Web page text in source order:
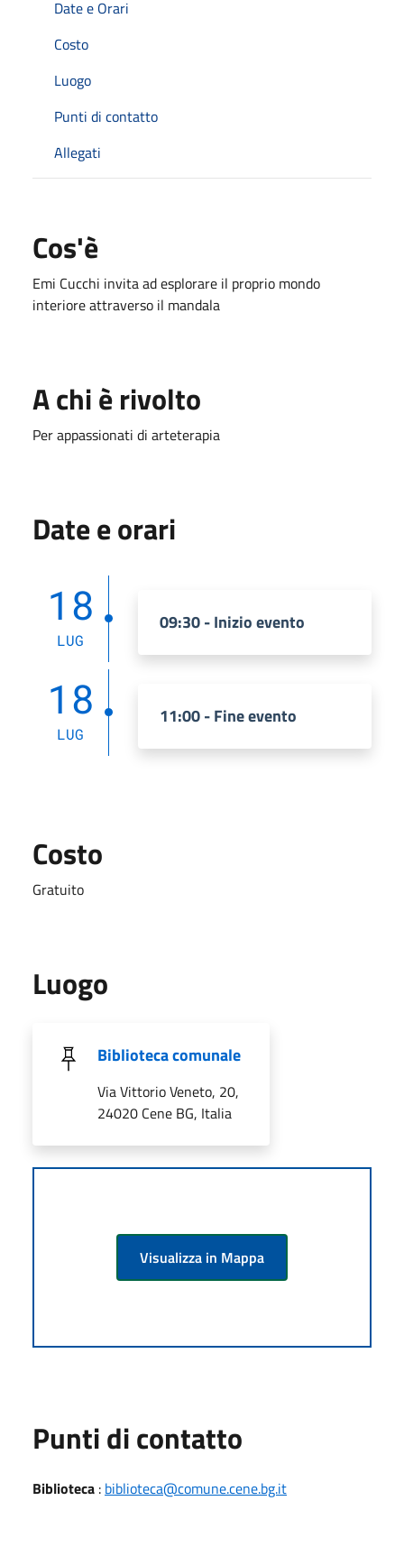
Date e Orari
Costo
Luogo
Punti di contatto
Allegati
Cos'è
Emi Cucchi invita ad esplorare il proprio mondo
interiore attraverso il mandala
A chi è rivolto
Per appassionati di arteterapia
Date e orari
18
LUG
09:30 - Inizio evento
18
LUG
11:00 - Fine evento
Costo
Gratuito
Luogo
Biblioteca comunale
Via Vittorio Veneto, 20,
24020 Cene BG, Italia
Visualizza in Mappa
Punti di contatto
Biblioteca : biblioteca@comune.cene.bg.it